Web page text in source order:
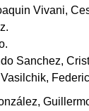
Vivani,
Sanchez,